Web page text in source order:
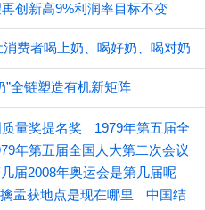
创新高9%利润率目标不变
费者喝上奶、喝好奶、喝对奶
”全链塑造有机新矩阵
量奖提名奖
1979年第五届全
年第五届全国人大第二次会议
届2008年奥运会是第几届呢
孟获地点是现在哪里
中国结